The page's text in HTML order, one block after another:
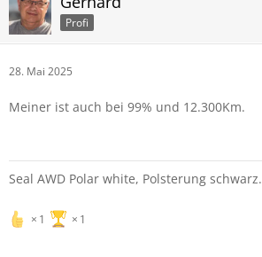
Profi
28. Mai 2025
Meiner ist auch bei 99% und 12.300Km.
Seal AWD Polar white, Polsterung schwarz.
1 1